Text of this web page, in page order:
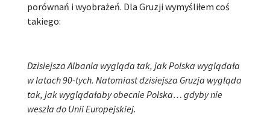
porównań i wyobrażeń. Dla Gruzji wymyśliłem coś
takiego:
Dzisiejsza Albania wygląda tak, jak Polska wyglądała
w latach 90-tych. Natomiast dzisiejsza Gruzja wygląda
tak, jak wyglądałaby obecnie Polska… gdyby nie
weszła do Unii Europejskiej.